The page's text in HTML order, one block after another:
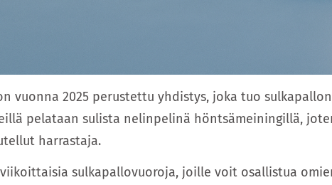
vuonna 2025 perustettu yhdistys, joka tuo
pelataan sulista nelinpelinä höntsämeiningillä,
harrastaja.
sulkapallovuoroja, joille voit osallistua